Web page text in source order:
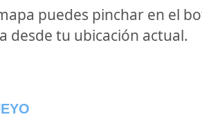
puedes pinchar en el
desde tu ubicación actual.